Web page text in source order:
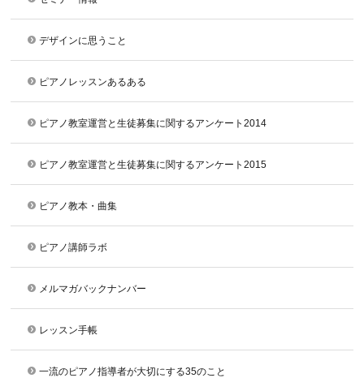
デザインに思うこと
ピアノレッスンあるある
ピアノ教室運営と生徒募集に関するアンケート2014
ピアノ教室運営と生徒募集に関するアンケート2015
ピアノ教本・曲集
ピアノ講師ラボ
メルマガバックナンバー
レッスン手帳
一流のピアノ指導者が大切にする35のこと